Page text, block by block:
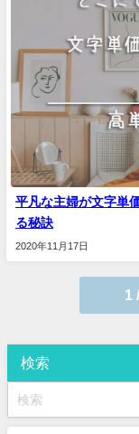
平凡な主婦が文字単
る秘訣
2020年11月17日
1
検索